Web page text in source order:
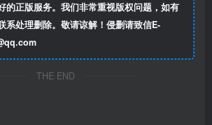
的正版服务。我们非常重视版权问题，如有
系处理删除。敬请谅解！侵删请致信E-
THE END